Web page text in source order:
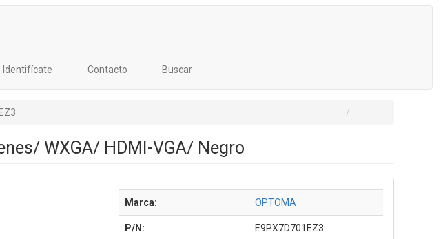
Identifícate Contacto Buscar
WXGA/ HDMI-VGA/ Negro
Marca: OPTOMA
P/N: E9PX7D701EZ3